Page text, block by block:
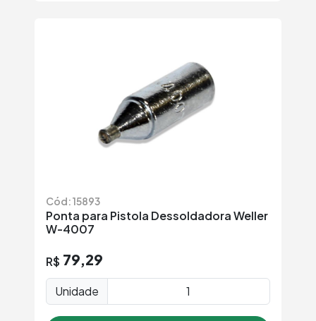
Cód: 15893
Ponta para Pistola Dessoldadora Weller
W-4007
R$ 79,29
Unidade